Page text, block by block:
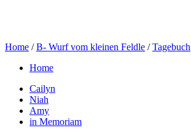
Home /B- Wurf vom kleinen Feldle /Tagebuch
Home
Cailyn
Niah
Amy
in Memoriam